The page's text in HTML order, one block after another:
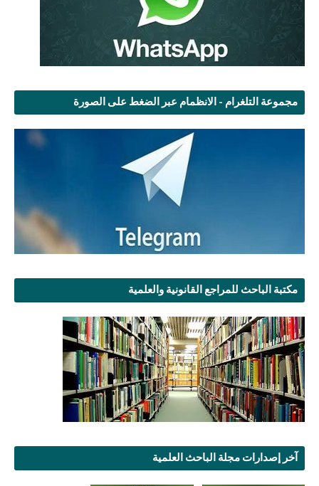
مجموعة التلغرام - الانظمام عبر الضغط على الصورة
مكتبة الباحث للمراجع القانونية والعلمية
آخر إصدارات مجلة الباحث العلمية